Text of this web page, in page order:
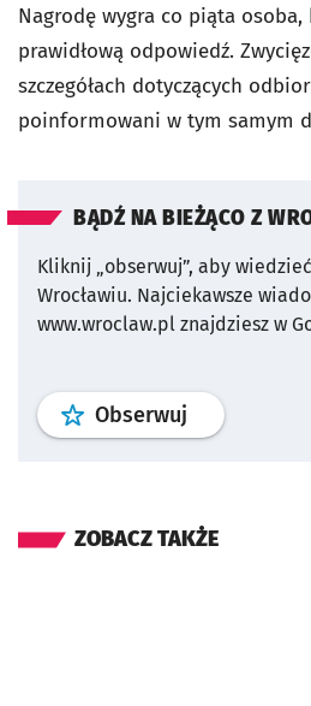
Nagrodę wygra co piąta
prawidłową odpowiedź.
szczegółach dotyczących
poinformowani w tym samym
BĄDŹ NA BIEŻĄCO Z
Kliknij „obserwuj”, aby
Wrocławiu. Najciekawsze
www.wroclaw.pl znajdziesz w
Obserwuj profil
ZOBACZ TAKŻE